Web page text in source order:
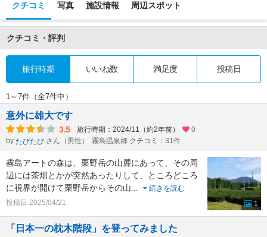
クチコミ 写真 施設情報 周辺スポット
クチコミ・評判
旅行時期 いいね数 満足度 投稿日
1～7件（全7件中）
意外に雄大です
3.5 旅行時期：2024/11（約2年前）
0
by たびたび さん（男性） 霧島温泉郷 クチコミ：31件
霧島アートの森は、栗野岳の山麓にあって、その周
辺には茶畑とかが突然あったりして、ところどころ
に視界が開けて栗野岳からその山...
続きを読む
投稿日:2025/04/21
1
「日本一の枕木階段」を登ってみました